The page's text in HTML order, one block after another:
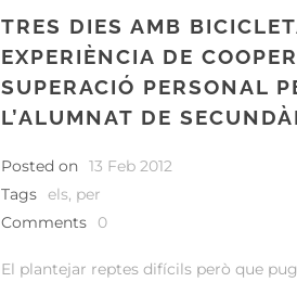
TRES DIES AMB
EXPERIÈNCIA DE
SUPERACIÓ PERSONAL
L’ALUMNAT DE
Posted on 13 Feb 2012
Tags els, per
Comments
0
El plantejar reptes difícils però que